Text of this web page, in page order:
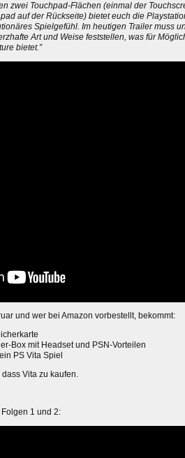
zwei Touchpad-Flächen (einmal der
auf der Rückseite) bietet euch die
Spielgefühl. Im heutigen Trailer muss
Art und Weise feststellen, was für
bietet.”
und wer bei Amazon vorbestellt, bekommt:
Box mit Headset und PSN-Vorteilen
PS Vita Spiel
Vita zu kaufen.
1 und 2: